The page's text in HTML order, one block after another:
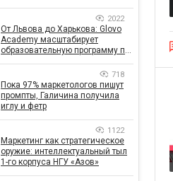
2022
От Львова до Харькова: Glovo
Academy масштабирует
образовательную программу по
718
Пока 97% маркетологов пишут
промпты, Галичина получила
иглу и фетр
1122
Маркетинг как стратегическое
оружие: интеллектуальный тыл
1-го корпуса НГУ «Азов»